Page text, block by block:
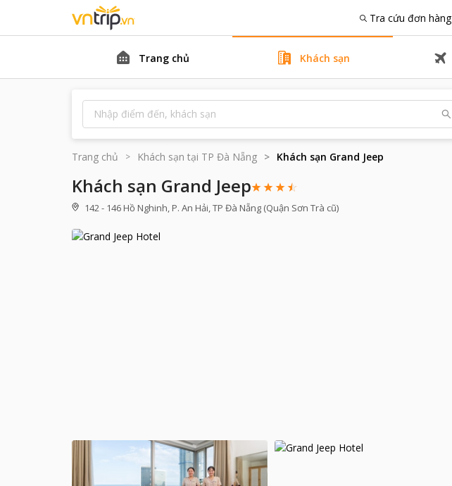
Tra cứu đơn hàng
Trang chủ Khách sạn
Trang chủ Khách sạn tại TP Đà Nẵng Khách sạn Grand Jeep
Khách sạn Grand Jeep
142 - 146 Hồ Nghinh, P. An Hải, TP Đà Nẵng (Quận Sơn Trà cũ)